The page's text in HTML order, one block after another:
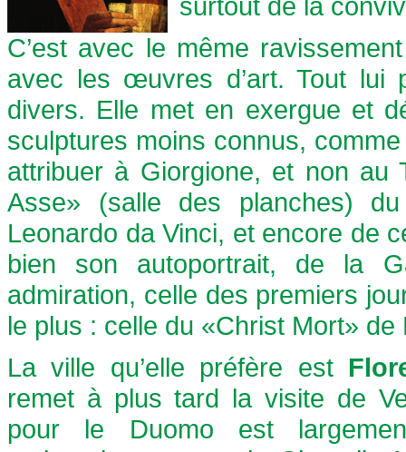
C’est avec le même
avec les œuvres d’art. Tout lui
divers. Elle met en exergue et
sculptures moins connus,
attribuer à Giorgione, et non au
Asse» (salle des planches)
Leonardo da Vinci, et encore de
bien son autoportrait, de la
admiration, celle des premiers
le plus : celle du «Christ Mort»
La ville qu’elle préfère est
remet à plus tard la visite de
pour le Duomo est